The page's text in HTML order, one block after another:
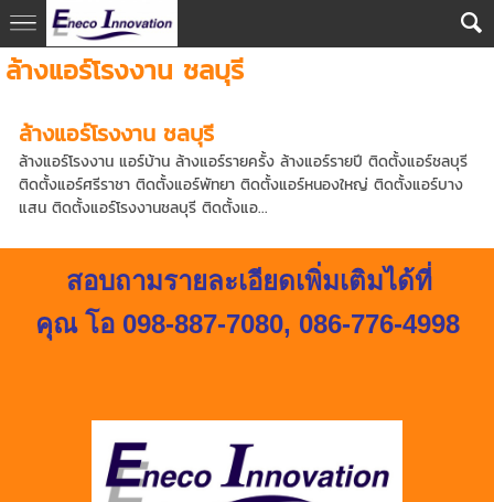
ล้างแอร์โรงงาน ชลบุรี
ล้างแอร์โรงงาน ชลบุรี
ล้างแอร์โรงงาน แอร์บ้าน ล้างแอร์รายครั้ง ล้างแอร์รายปี ติดตั้งแอร์ชลบุรี
ติดตั้งแอร์ศรีราชา ติดตั้งแอร์พัทยา ติดตั้งแอร์หนองใหญ่ ติดตั้งแอร์บาง
แสน ติดตั้งแอร์โรงงานชลบุรี ติดตั้งแอ...
สอบถามรายละเอียดเพิ่มเติมได้ที่
คุณ โอ 098-887-7080, 086-776-4998